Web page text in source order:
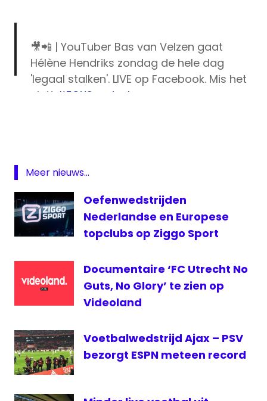
🎥📲 | YouTuber Bas van Velzen gaat
Hélène Hendriks zondag de hele dag
'legaal stalken'. LIVE op Facebook. Mis het
niet! #FOXSportsvlog
Fox
Sports
FOX
Sports
live
Het
verslaggever
vlog
Meer nieuws...
Oefenwedstrijden
Nederlandse en Europese
topclubs op Ziggo Sport
Documentaire ‘FC Utrecht No
Guts, No Glory’ te zien op
Videoland
Voetbalwedstrijd Ajax – PSV
bezorgt ESPN meteen record